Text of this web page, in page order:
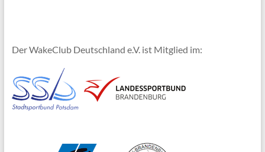
Der WakeClub Deutschland e.V. ist Mitglied im: